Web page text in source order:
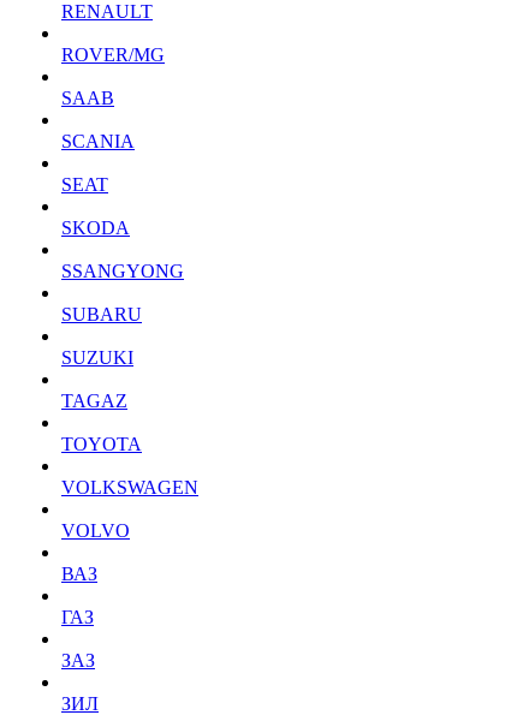
RENAULT
ROVER/MG
SAAB
SCANIA
SEAT
SKODA
SSANGYONG
SUBARU
SUZUKI
TAGAZ
TOYOTA
VOLKSWAGEN
VOLVO
ВАЗ
ГАЗ
ЗАЗ
ЗИЛ